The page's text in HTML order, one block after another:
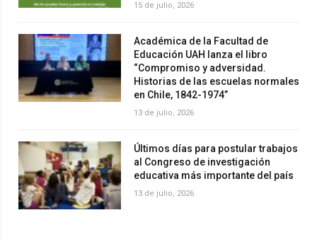
15 de julio, 2026
Académica de la Facultad de
Educación UAH lanza el libro
“Compromiso y adversidad.
Historias de las escuelas normales
en Chile, 1842-1974”
13 de julio, 2026
Últimos días para postular trabajos
al Congreso de investigación
educativa más importante del país
13 de julio, 2026